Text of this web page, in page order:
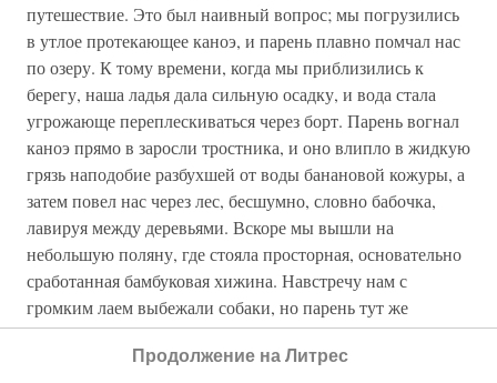
путешествие. Это был наивный вопрос; мы погрузились
в утлое протекающее каноэ, и парень плавно помчал нас
по озеру. К тому времени, когда мы приблизились к
берегу, наша ладья дала сильную осадку, и вода стала
угрожающе переплескиваться через борт. Парень вогнал
каноэ прямо в заросли тростника, и оно влипло в жидкую
грязь наподобие разбухшей от воды банановой кожуры, а
затем повел нас через лес, бесшумно, словно бабочка,
лавируя между деревьями. Вскоре мы вышли на
небольшую поляну, где стояла просторная, основательно
сработанная бамбуковая хижина. Навстречу нам с
громким лаем выбежали собаки, но парень тут же
остановил их. На земле перед хижиной сидел пожилой
индеец, очевидно глава семьи. Его жена и дочь, девушка
Продолжение на Литрес